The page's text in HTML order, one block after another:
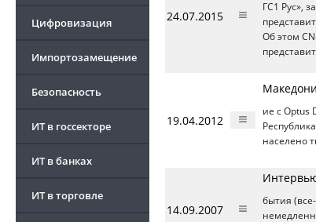
Цифровизация
Импортозамещение
Безопасность
ИТ в госсекторе
ИТ в банках
ИТ в торговле
24.07.2015
ГС1 Рус»,
Об этом
19.04.2012
ие с Optus
Республика
населено
14.09.2007
бытия